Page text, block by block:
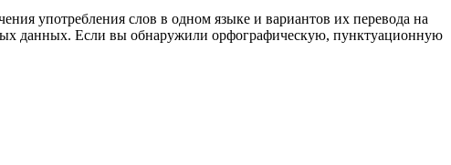
употребления слов в одном языке и вариантов их перевода на
данных. Если вы обнаружили орфографическую, пунктуационную